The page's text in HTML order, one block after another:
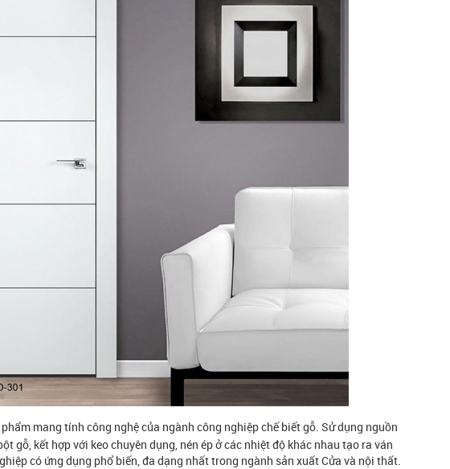
mang tính công nghệ của ngành công nghiệp chế biết gỗ. Sử dụng nguồn
gỗ, kết hợp với keo chuyên dụng, nén ép ở các nhiệt độ khác nhau tạo ra ván
có ứng dụng phổ biến, đa dạng nhất trong ngành sản xuất Cửa và nội thất.